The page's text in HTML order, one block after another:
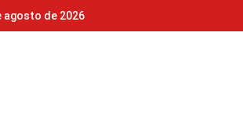
agosto de 2026